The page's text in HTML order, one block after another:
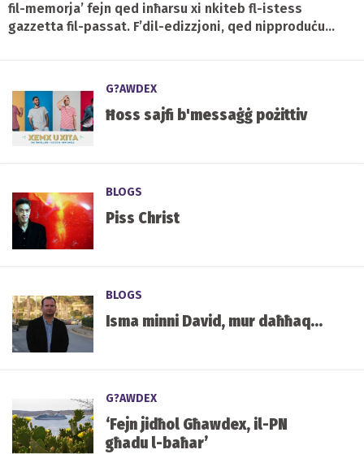
fil-memorja’ fejn qed inħarsu xi nkiteb fl-istess
gazzetta fil-passat. F’dil-edizzjoni, qed nipproduċu...
G?AWDEX
Ħoss sajfi b'messaġġ pożittiv
BLOGS
Piss Christ
BLOGS
Isma minni David, mur daħħaq...
G?AWDEX
‘Fejn jidħol Għawdex, il-PN
għadu l-baħar’